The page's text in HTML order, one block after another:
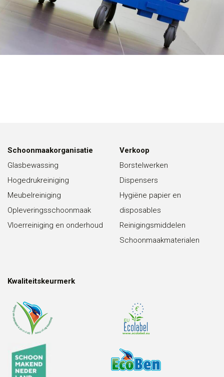
Schoonmaakorganisatie
Glasbewassing
Hogedrukreiniging
Meubelreiniging
Opleveringsschoonmaak
Vloerreiniging en onderhoud
Verkoop
Borstelwerken
Dispensers
Hygiëne papier en
disposables
Reinigingsmiddelen
Schoonmaakmaterialen
Kwaliteitskeurmerk